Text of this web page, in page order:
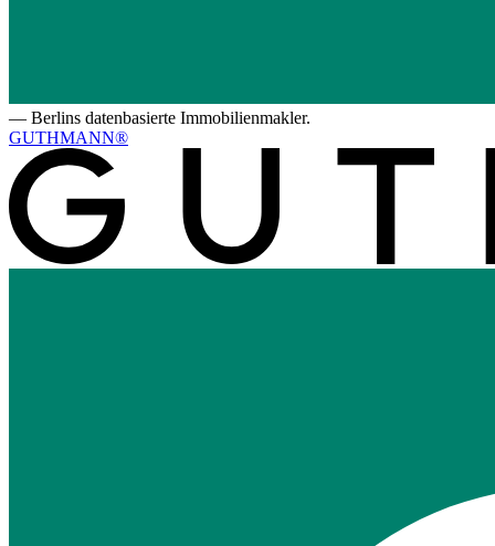
— Berlins datenbasierte Immobilienmakler.
GUTHMANN®